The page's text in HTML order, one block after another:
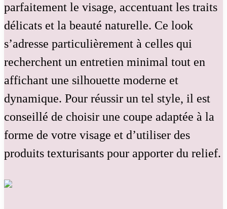
parfaitement le visage, accentuant les traits
délicats et la beauté naturelle. Ce look
s’adresse particulièrement à celles qui
recherchent un entretien minimal tout en
affichant une silhouette moderne et
dynamique. Pour réussir un tel style, il est
conseillé de choisir une coupe adaptée à la
forme de votre visage et d’utiliser des
produits texturisants pour apporter du relief.